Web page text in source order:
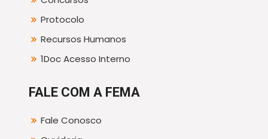
Protocolo
Recursos Humanos
1Doc Acesso Interno
FALE COM A FEMA
Fale Conosco